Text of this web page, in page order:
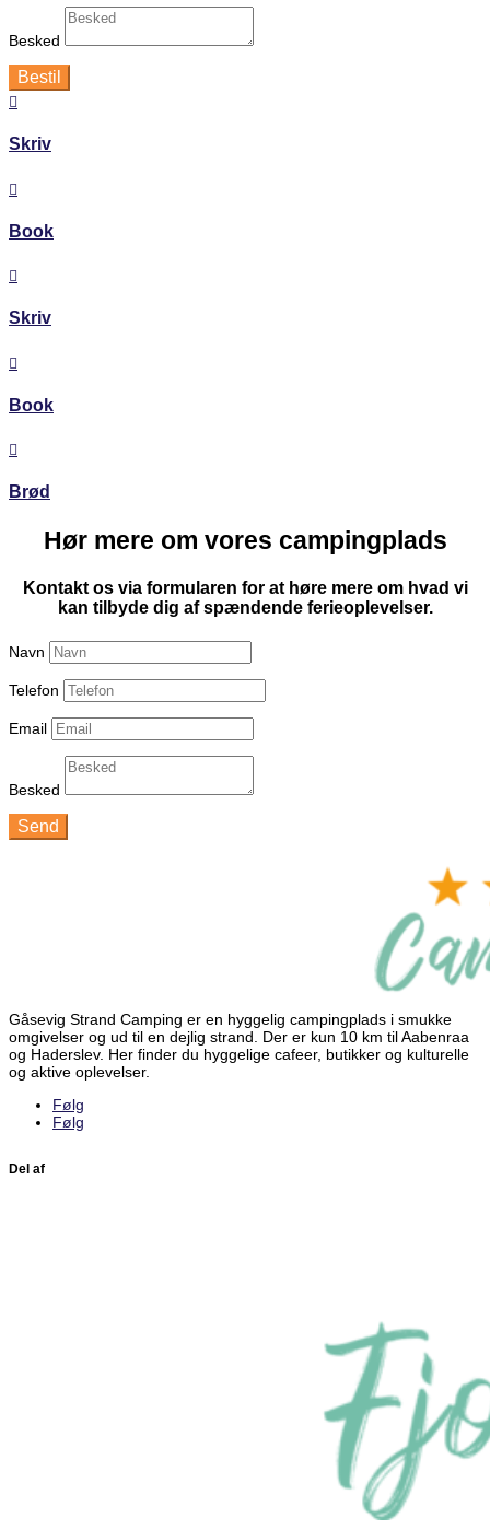
Besked
Bestil

Skriv

Book

Skriv

Book

Brød
​Hør mere om vores campingplads​
Kontakt os via formularen for at høre mere om hvad vi
kan tilbyde dig af spændende ferieoplevelser.
Navn
Telefon
Email
Besked
Send
Gåsevig Strand Camping er en hyggelig campingplads i smukke
omgivelser og ud til en dejlig strand. Der er kun 10 km til Aabenraa
og Haderslev. Her finder du hyggelige cafeer, butikker og kulturelle
og aktive oplevelser.
Følg
Følg
Del af